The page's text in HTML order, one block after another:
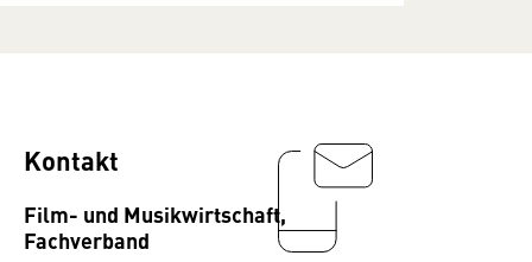
Kontakt
Film- und Musikwirtschaft,
Fachverband